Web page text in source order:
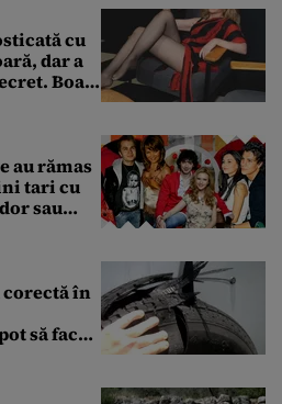
cu
dar a
Boala
au rămas
tari cu
sau
corectă în
să facă